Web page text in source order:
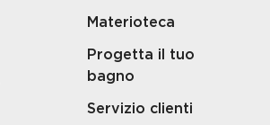
Materioteca
Progetta il tuo
bagno
Servizio clienti